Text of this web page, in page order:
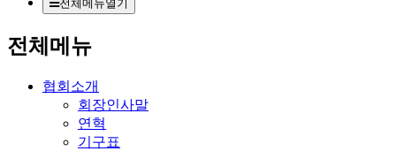
전체메뉴열기
전체메뉴
협회소개
회장인사말
연혁
기구표